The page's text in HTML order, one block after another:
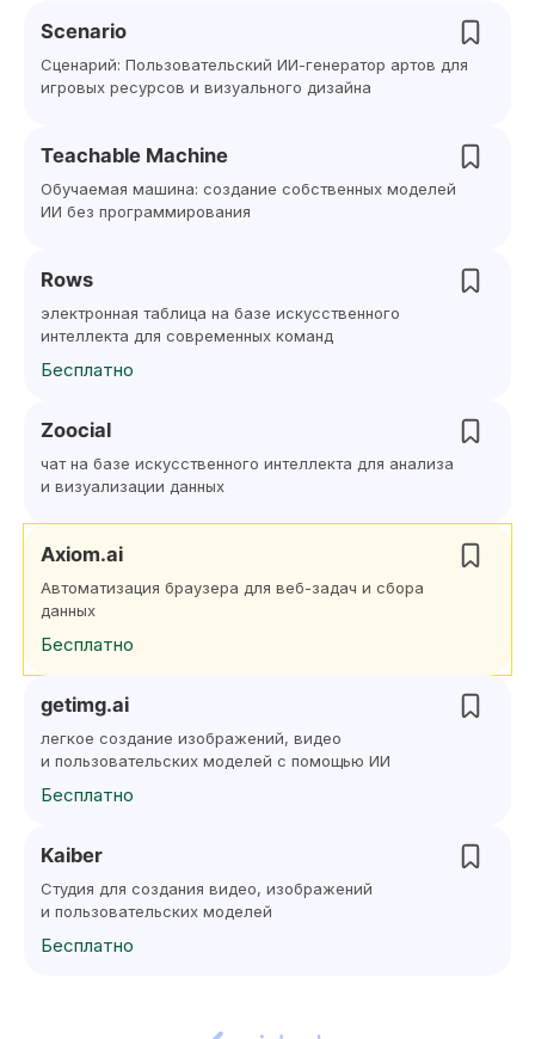
Scenario
Сценарий: Пользовательский ИИ-генератор артов для
игровых ресурсов и визуального дизайна
Teachable Machine
Обучаемая машина: создание собственных моделей
ИИ без программирования
Rows
электронная таблица на базе искусственного
интеллекта для современных команд
Бесплатно
Zoocial
чат на базе искусственного интеллекта для анализа
и визуализации данных
Axiom.ai
Автоматизация браузера для веб-задач и сбора
данных
Бесплатно
getimg.ai
легкое создание изображений, видео
и пользовательских моделей с помощью ИИ
Бесплатно
Kaiber
Студия для создания видео, изображений
и пользовательских моделей
Бесплатно